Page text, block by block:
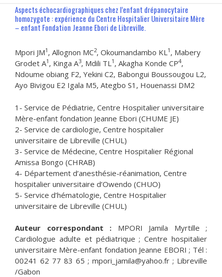
Aspects échocardiographiques chez l’enfant drépanocytaire
homozygote : expérience du Centre Hospitalier Universitaire Mère
– enfant Fondation Jeanne Ebori de Libreville.
Mpori JM1 , Allognon MC2, Okoumandambo KL1 , Mabery
Grodet A1 , Kinga A3, Mdili TL1 , Akagha Konde CP4,
Ndoume obiang F2, Yekini C2, Babongui Boussougou L2,
Ayo Bivigou E2 Igala M5, Ategbo S1, Houenassi DM2
1- Service de Pédiatrie, Centre Hospitalier universitaire
Mère-enfant fondation Jeanne Ebori (CHUME JE)
2- Service de cardiologie, Centre hospitalier
universitaire de Libreville (CHUL)
3- Service de Médecine, Centre Hospitalier Régional
Amissa Bongo (CHRAB)
4- Département d’anesthésie-réanimation, Centre
hospitalier universitaire d’Owendo (CHUO)
5- Service d’hématologie, Centre Hospitalier
universitaire de Libreville (CHUL)
Auteur correspondant : MPORI Jamila Myrtille ;
Cardiologue adulte et pédiatrique ; Centre hospitalier
universitaire Mère-enfant fondation Jeanne EBORI ; Tél :
00241 62 77 83 65 ; mpori_jamila@yahoo.fr ; Libreville
/Gabon